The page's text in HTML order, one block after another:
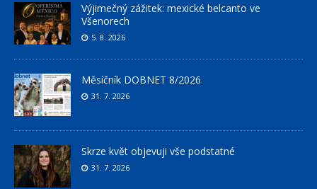
Výjimečný zážitek: mexické belcanto ve
Všenorech
5. 8. 2026
Měsíčník DOBNET 8/2026
31. 7. 2026
Skrze květ objevuji vše podstatné
31. 7. 2026